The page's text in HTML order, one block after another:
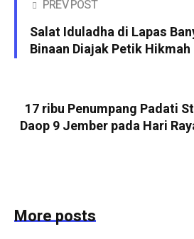
PREV POST
Salat Iduladha di Lapas
Binaan Diajak Petik
17 ribu Penumpang Padati
Daop 9 Jember pada Hari
More posts